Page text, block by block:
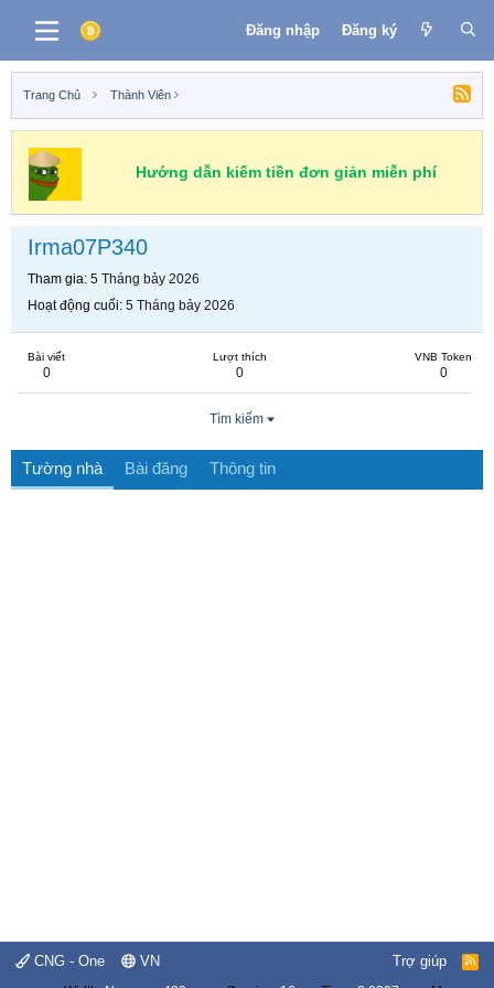
Đăng nhập Đăng ký
Trang Chủ Thành Viên
Hướng dẫn kiếm tiền đơn giản miễn phí
Irma07P340
Tham gia 5 Tháng bảy 2026
Hoạt động cuối 5 Tháng bảy 2026
Bài viết
0
Lượt thích
0
VNB Token
0
Tìm kiếm
Tường nhà Bài đăng Thông tin
CNG - One VN Trợ giúp
R